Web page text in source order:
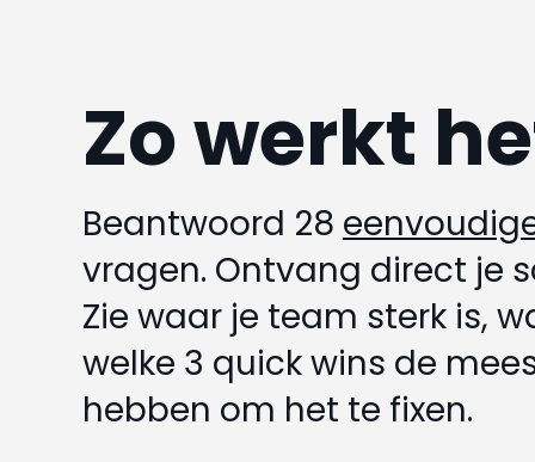
Zo werkt
Beantwoord 28
vragen. Ontvang direct je
Zie waar je team sterk is,
welke 3 quick wins de
hebben om het te fixen.